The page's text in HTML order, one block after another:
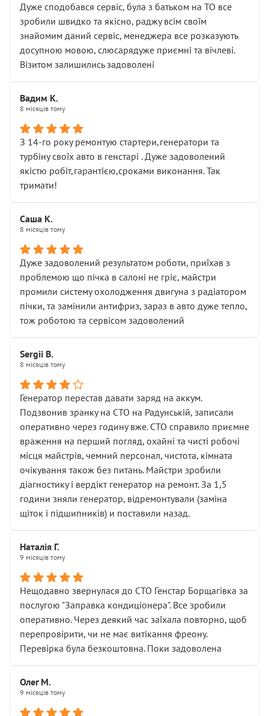
Дуже сподобався сервіс, була з батьком на ТО все
зробили швидко та якісно, раджу всім своїм
знайомим даний сервіс, менеджера все розказують
досупною мовою, слюсарядуже приємні та вічлеві.
Візитом залишились задоволені
Вадим К.
8 місяців тому
З 14-го року ремонтую стартери,генератори та
турбіну своїх авто в генстарі . Дуже задоволений
якістю робіт,гарантією,сроками виконання. Так
тримати!
Саша К.
8 місяців тому
Дуже задоволений результатом роботи, приїхав з
проблемою що пічка в салоні не гріє, майстри
промили систему охолодження двигуна з радіатором
пічки, та замінили антифриз, зараз в авто дуже тепло,
тож роботою та сервісом задоволений
Sergii B.
8 місяців тому
Генератор перестав давати заряд на аккум.
Подзвонив зранку на СТО на Радунській, записали
оперативно через годину вже. СТО справило приємне
враження на перший погляд, охайні та чисті робочі
місця майстрів, чемний персонал, чистота, кімната
очікування також без питань. Майстри зробили
діагностику і вердікт генератор на ремонт. За 1,5
години зняли генератор, відремонтували (заміна
щіток і підшипників) и поставили назад.
Наталія Г.
9 місяців тому
Нещодавно звернулася до СТО Генстар Борщагівка за
послугою "Заправка кондиціонера". Все зробили
оперативно. Через деякий час заїхала повторно, щоб
перепровірити, чи не має витікання фреону.
Перевірка була безкоштовна. Поки задоволена
Олег М.
9 місяців тому